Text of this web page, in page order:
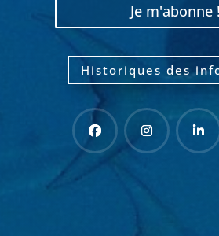
Je m'abonne !
Historiques des